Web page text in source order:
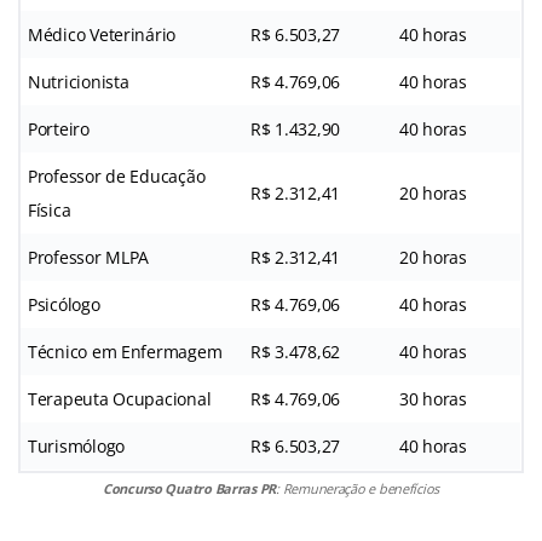
Médico Veterinário R$ 6.503,27 40 horas
Nutricionista R$ 4.769,06 40 horas
Porteiro R$ 1.432,90 40 horas
Professor de Educação
Física
R$ 2.312,41 20 horas
Professor MLPA R$ 2.312,41 20 horas
Psicólogo R$ 4.769,06 40 horas
Técnico em Enfermagem R$ 3.478,62 40 horas
Terapeuta Ocupacional R$ 4.769,06 30 horas
Turismólogo R$ 6.503,27 40 horas
Concurso Quatro Barras PR: Remuneração e benefícios